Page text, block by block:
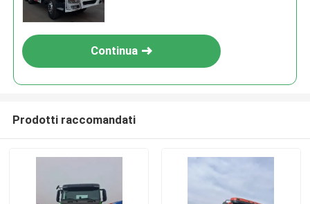
Continua
Prodotti raccomandati